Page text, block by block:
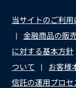
当サイトのご利用
金融商品の販
に対する基本方針
ついて
お客様
信託の運用プロ